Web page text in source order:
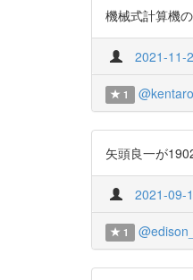
機械式計算機
2021-11-
1
矢頭良一が
2021-09-
1